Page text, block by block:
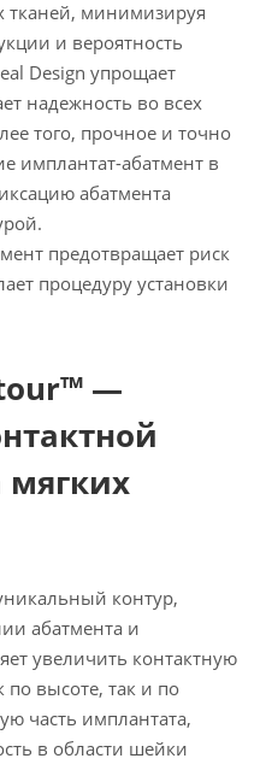
тканей, минимизируя
и вероятность
Design упрощает
надежность во всех
того, прочное и точно
имплантат-абатмент в
абатмента
предотвращает риск
процедуру установки
—
контур,
абатмента и
увеличить контактную
по высоте, так и по
часть имплантата,
в области шейки